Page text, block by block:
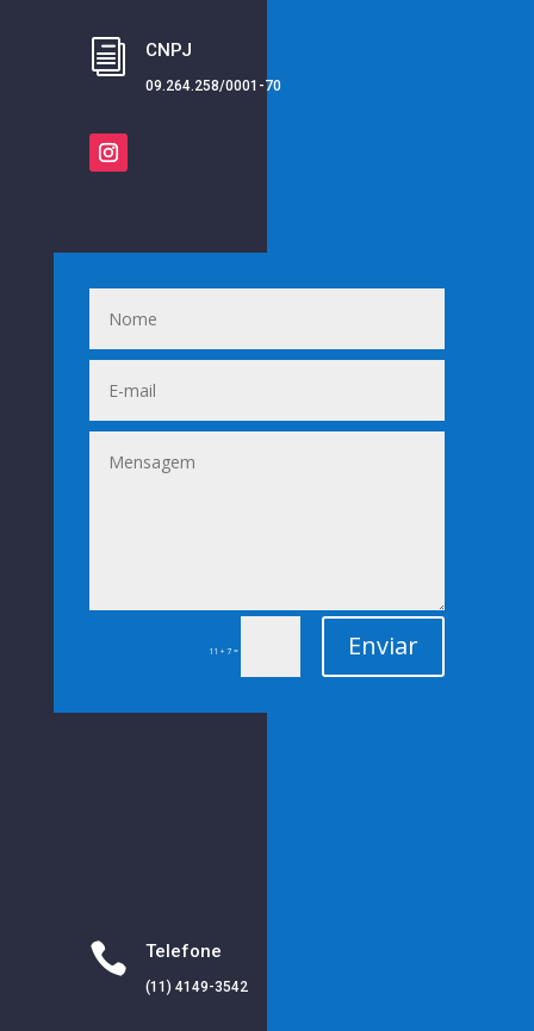
i CNPJ
09.264.258/0001-70
11 + 7 = Enviar
 Telefone
(11) 4149-3542